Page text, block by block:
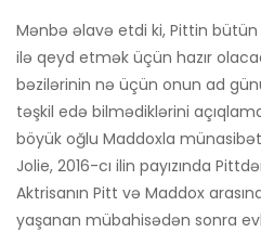
Mənbə əlavə etdi ki, Pittin bütün
ilə qeyd etmək üçün hazır
bəzilərinin nə üçün onun ad
təşkil edə bilmədiklərini
böyük oğlu Maddoxla
Jolie, 2016-cı ilin payızında
Aktrisanın Pitt və Maddox
yaşanan mübahisədən sonra